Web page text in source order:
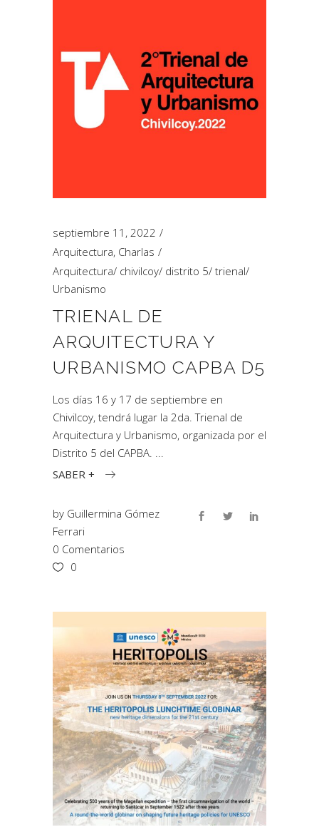
septiembre 11, 2022
Arquitectura, Charlas
Arquitectura/ chivilcoy/ distrito 5/ trienal/
Urbanismo
TRIENAL DE
ARQUITECTURA Y
URBANISMO CAPBA D5
Los días 16 y 17 de septiembre en
Chivilcoy, tendrá lugar la 2da. Trienal de
Arquitectura y Urbanismo, organizada por el
Distrito 5 del CAPBA.
SABER +
by Guillermina Gómez
Ferrari
0 Comentarios
0